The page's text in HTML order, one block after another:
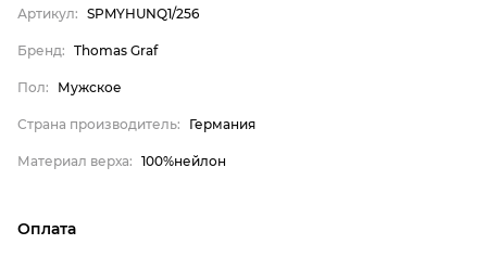
Страна производитель
Материал верха
Артикул: SPMYHUNQ1/256
Бренд: Thomas Graf
Пол: Мужское
Страна производитель: Германия
Материал верха: 100%нейлон
Оплата